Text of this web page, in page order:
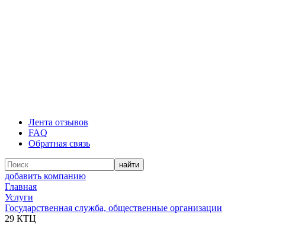
Лента отзывов
FAQ
Обратная связь
добавить компанию
Главная
Услуги
Государственная служба, общественные организации
29 КТЦ